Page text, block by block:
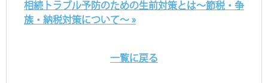
相続トラブル予防のための生前対策とは～節税・争
族・納税対策について～ »
一覧に戻る